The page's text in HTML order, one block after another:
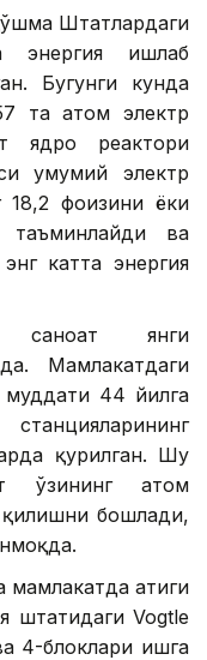
Штатлардаги
энергия ишлаб
Бугунги кунда
та атом электр
ядро реактори
умумий электр
18,2 фоизини ёки
ва
катта энергия
саноат янги
Мамлакатдаги
муддати 44 йилга
қурилган. Шу
ўзининг атом
қилишни бошлади,
мамлакатда атиги
штатидаги Vogtle
4-блоклари ишга